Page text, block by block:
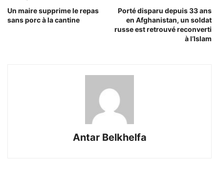
Un maire supprime le repas
sans porc à la cantine
Porté disparu depuis 33 ans
en Afghanistan, un soldat
russe est retrouvé reconverti
à l’Islam
Antar Belkhelfa